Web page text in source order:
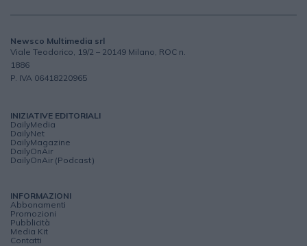
Newsco Multimedia srl
Viale Teodorico, 19/2 – 20149 Milano, ROC n.
1886
P. IVA 06418220965
INIZIATIVE EDITORIALI
DailyMedia
DailyNet
DailyMagazine
DailyOnAir
DailyOnAir (Podcast)
INFORMAZIONI
Abbonamenti
Promozioni
Pubblicità
Media Kit
Contatti